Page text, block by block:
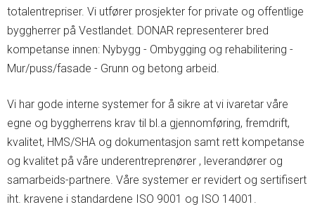
totalentrepriser. Vi utfører prosjekter for private og offentlige
byggherrer på Vestlandet. DONAR representerer bred
kompetanse innen: Nybygg - Ombygging og rehabilitering -
Mur/puss/fasade - Grunn og betong arbeid.
Vi har gode interne systemer for å sikre at vi ivaretar våre
egne og byggherrens krav til bl.a gjennomføring, fremdrift,
kvalitet, HMS/SHA og dokumentasjon samt rett kompetanse
og kvalitet på våre underentreprenører , leverandører og
samarbeids-partnere. Våre systemer er revidert og sertifisert
iht. kravene i standardene ISO 9001 og ISO 14001.